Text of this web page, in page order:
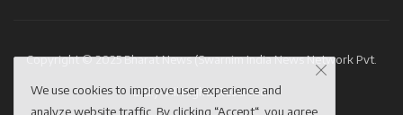
Copyright © 2025 Bharat News (Swarnim India News Network Pvt.
Ltd.)- All Rights Reserved.
We use cookies to improve user experience and
analyze website traffic. By clicking “Accept“, you agree